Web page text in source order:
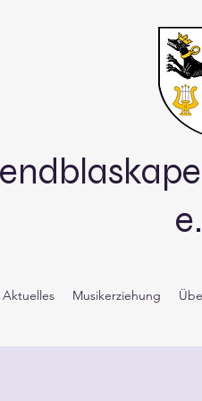
Aktuelles Musikerziehung